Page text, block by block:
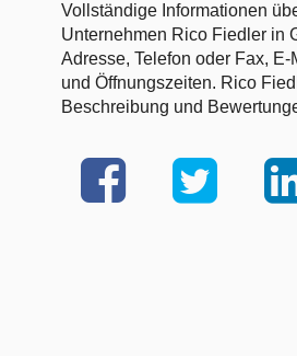
Vollständige Informationen
Unternehmen Rico Fiedler in
Adresse, Telefon oder Fax,
und Öffnungszeiten. Rico
Beschreibung und